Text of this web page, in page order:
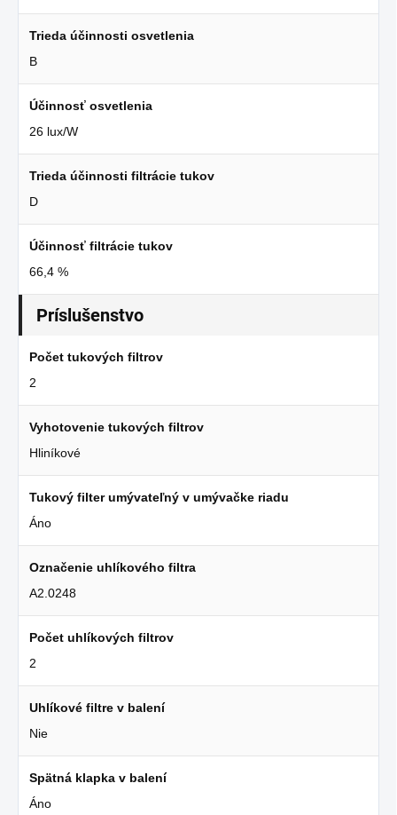
Trieda účinnosti osvetlenia
B
Účinnosť osvetlenia
26 lux/W
Trieda účinnosti filtrácie tukov
D
Účinnosť filtrácie tukov
66,4 %
Príslušenstvo
Počet tukových filtrov
2
Vyhotovenie tukových filtrov
Hliníkové
Tukový filter umývateľný v umývačke riadu
Áno
Označenie uhlíkového filtra
A2.0248
Počet uhlíkových filtrov
2
Uhlíkové filtre v balení
Nie
Spätná klapka v balení
Áno